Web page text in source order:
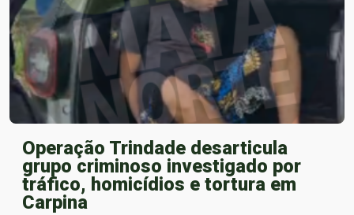
Operação Trindade desarticula
grupo criminoso investigado por
tráfico, homicídios e tortura em
Carpina